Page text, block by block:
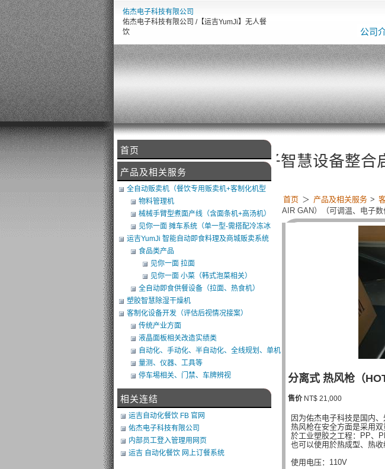
佑杰电子科技有限公司
佑杰电子科技有限公司 /【运吉YumJi】无人餐
饮
公司
【佑杰电子智慧设备整合启
首页 ＞ 产品及相关服务 >
AIR GAN）（可调温、电子数
分离式 热风枪（
售价NT$ 21,000
因为佑杰电子科技是国内
热风枪在安全方面是采用
於工业塑胶之工程：PP、
也可以使用於热成型、热收
使用电压：110V
首页
产品及相关服务
全自动贩卖机（餐饮专用贩卖机+客制化机型
+软体开发）
物料管理机
械械手臂型煮面产线（含面条机+高汤机）
（可搭POS）
见你一面 摊车系统（单一型-需搭配冷冻冰
库）
运吉YumJi 智能自动即食料理及商城贩卖系统
食品类产品
见你一面 拉面
见你一面 小菜（韩式泡菜相关）
全自动即食供餐设备（拉面、热食机）
塑胶智慧除湿干燥机
客制化设备开发（评估后视情况接案）
传统产业方面
液晶面板相关改造实绩类
自动化、手动化、半自动化、全线规划、单机
类改造
量测、仪器、工具等
停车埸相关、门禁、车牌辨视
相关连结
运吉自动化餐饮 FB 官网
佑杰电子科技有限公司
内部员工登入管理用网页
运吉 自动化餐饮 网上订餐系统